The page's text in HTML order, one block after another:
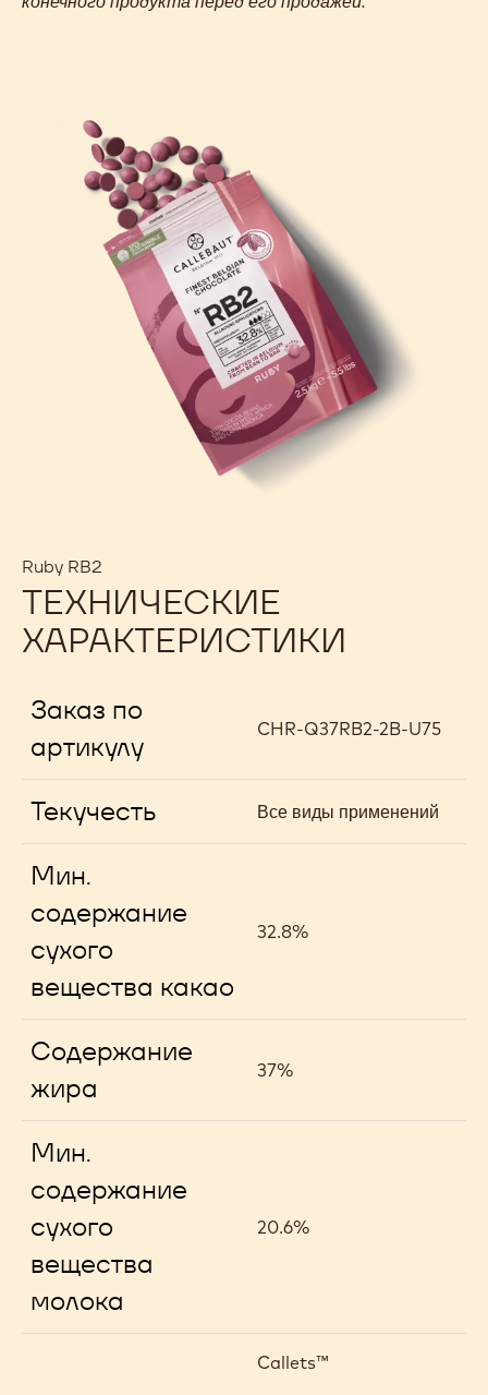
Ruby RB2
ТЕХНИЧЕСКИЕ
ХАРАКТЕРИСТИКИ
Заказ по
артикулу
CHR-Q37RB2-2B-U75
Текучесть Все виды применений
Мин.
содержание
сухого
вещества какао
32.8%
Содержание
жира
37%
Мин.
содержание
сухого
вещества
молока
20.6%
Callets™